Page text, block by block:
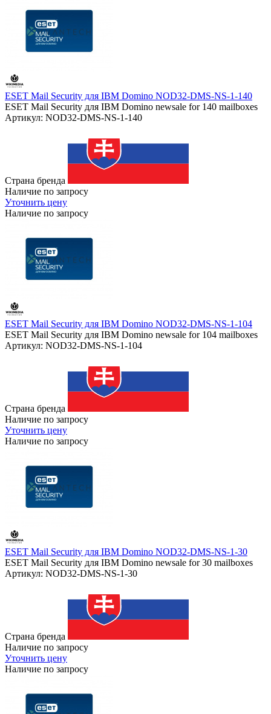
ESET Mail Security для IBM Domino NOD32-DMS-NS-1-140
ESET Mail Security для IBM Domino newsale for 140 mailboxes
Артикул: NOD32-DMS-NS-1-140
Страна бренда
Наличие по запросу
Уточнить цену
Наличие по запросу
ESET Mail Security для IBM Domino NOD32-DMS-NS-1-104
ESET Mail Security для IBM Domino newsale for 104 mailboxes
Артикул: NOD32-DMS-NS-1-104
Страна бренда
Наличие по запросу
Уточнить цену
Наличие по запросу
ESET Mail Security для IBM Domino NOD32-DMS-NS-1-30
ESET Mail Security для IBM Domino newsale for 30 mailboxes
Артикул: NOD32-DMS-NS-1-30
Страна бренда
Наличие по запросу
Уточнить цену
Наличие по запросу